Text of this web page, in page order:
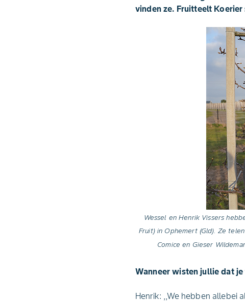
vinden ze. Fruitteelt
Wessel en Henrik Vissers
Fruit) in Ophemert (Gld). Ze
Comice en Gieser
Wanneer wisten jullie dat
Henrik: ,,We hebben allebei